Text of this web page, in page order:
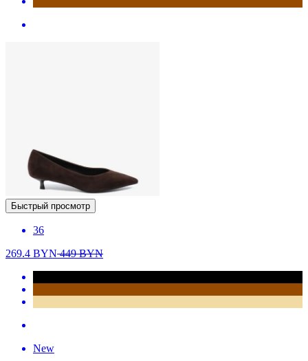
Быстрый просмотр
36
269.4 BYN449BYN
New